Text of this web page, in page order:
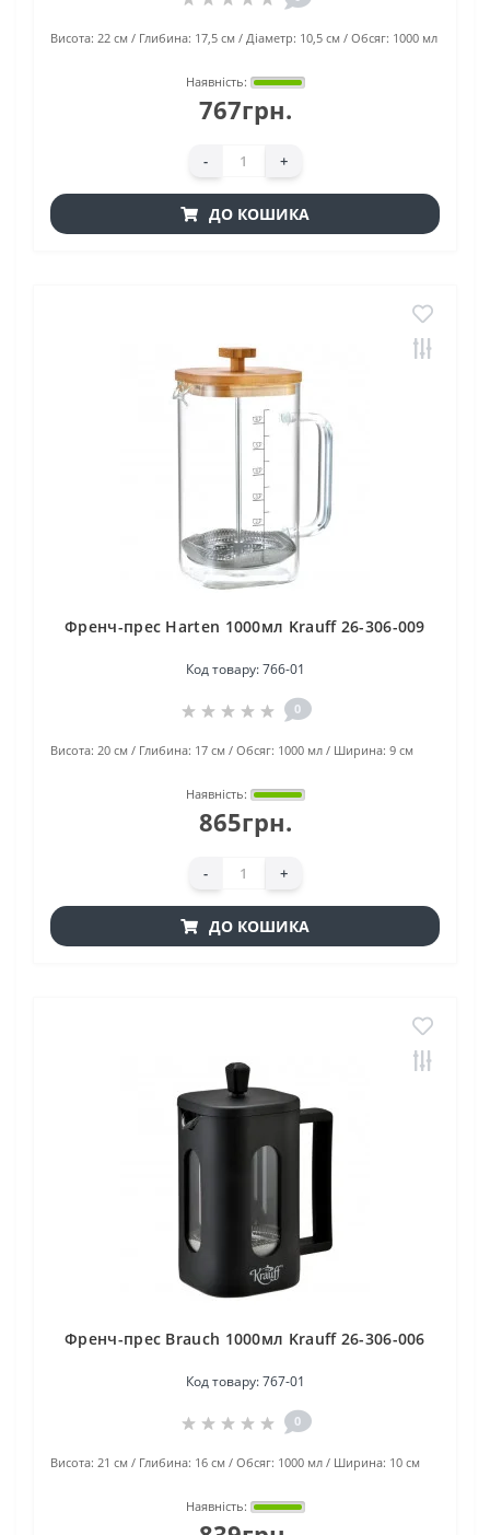
Висота: 22 см Глибина: 17,5 см Діаметр: 10,5 см Обсяг: 1000 мл
Наявність:
767грн.
- +
ДО КОШИКА
Френч-преc Hаrten 1000мл Krauff 26-306-009
Код товару:766-01
0
Висота: 20 см Глибина: 17 см Обсяг: 1000 мл Ширина: 9 см
Наявність:
865грн.
- +
ДО КОШИКА
Френч-прес Brauch 1000мл Krauff 26-306-006
Код товару:767-01
0
Висота: 21 см Глибина: 16 см Обсяг: 1000 мл Ширина: 10 см
Наявність: